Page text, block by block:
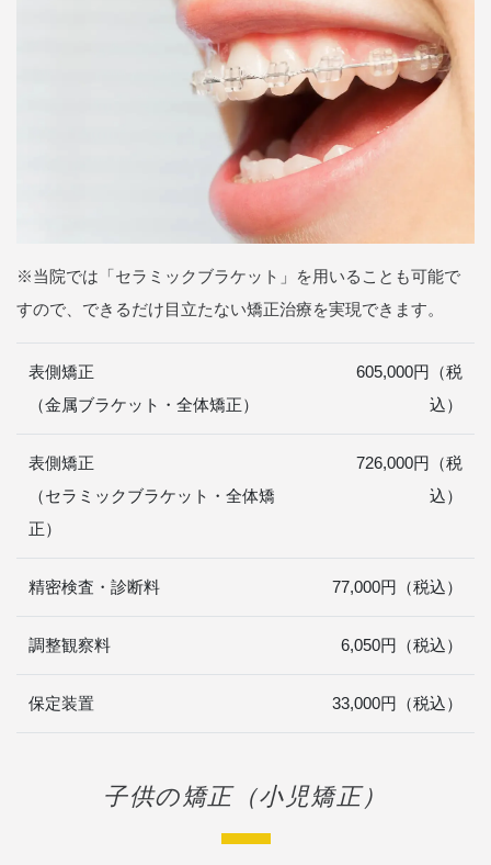
※当院では「セラミックブラケット」を用いることも可能で
すので、できるだけ目立たない矯正治療を実現できます。
表側矯正
（金属ブラケット・全体矯正）
605,000円（税
込）
表側矯正
（セラミックブラケット・全体矯
正）
726,000円（税
込）
精密検査・診断料 77,000円（税込）
調整観察料 6,050円（税込）
保定装置 33,000円（税込）
子供の矯正（小児矯正）